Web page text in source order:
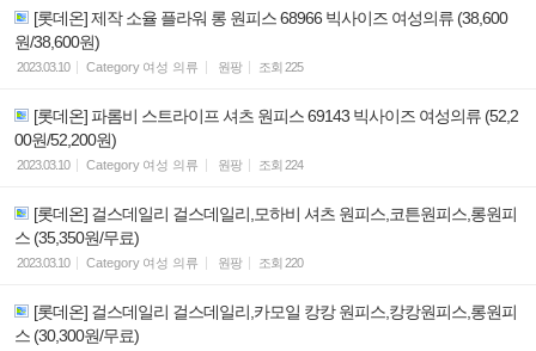
[롯데온] 제작 소율 플라워 롱 원피스 68966 빅사이즈 여성의류 (38,600
원/38,600원)
2023.03.10 Category 여성 의류 원팡 조회 225
[롯데온] 파롬비 스트라이프 셔츠 원피스 69143 빅사이즈 여성의류 (52,2
00원/52,200원)
2023.03.10 Category 여성 의류 원팡 조회 224
[롯데온] 걸스데일리 걸스데일리,모하비 셔츠 원피스,코튼원피스,롱원피
스 (35,350원/무료)
2023.03.10 Category 여성 의류 원팡 조회 220
[롯데온] 걸스데일리 걸스데일리,카모일 캉캉 원피스,캉캉원피스,롱원피
스 (30,300원/무료)